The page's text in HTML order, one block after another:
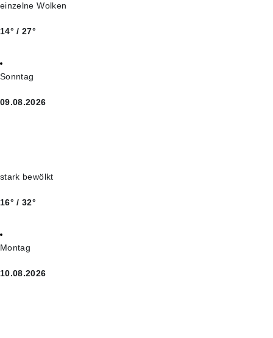
einzelne Wolken
14° / 27°
Sonntag
09.08.2026
stark bewölkt
16° / 32°
Montag
10.08.2026